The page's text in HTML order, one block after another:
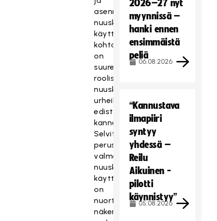
asenne
nuuskan
käyttöä
kohtaan
on
suuressa
roolissa
nuuskattoman
urheilun
edistämisen
kannalta.
Selvityksen
perusteella
valmentajien
nuuskan
käyttö
on
nuorten
näkemyksen
2026–27 nyt
myynnissä –
hanki ennen
ensimmäistä
peliä
06.08.2026
“Kannustava
ilmapiiri
syntyy
yhdessä –
Reilu
Aikuinen -
pilotti
käynnistyy”
05.08.2026